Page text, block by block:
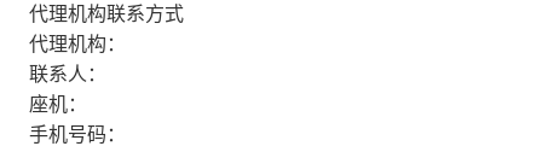
代理机构联系方式
代理机构：
联系人：
座机：
手机号码：